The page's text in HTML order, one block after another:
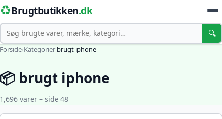
♻️Brugtbutikken.dk
Søg 🔍
Forside›Kategorier›brugt iphone
📦 brugt iphone
1,696 varer – side 48